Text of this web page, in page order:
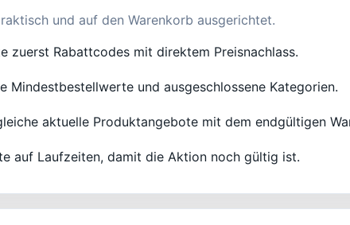
und auf den Warenkorb ausgerichtet.
zuerst Rabattcodes mit direktem Preisnachlass.
Mindestbestellwerte und ausgeschlossene Kategorien.
aktuelle Produktangebote mit dem endgültigen
auf Laufzeiten, damit die Aktion noch gültig ist.